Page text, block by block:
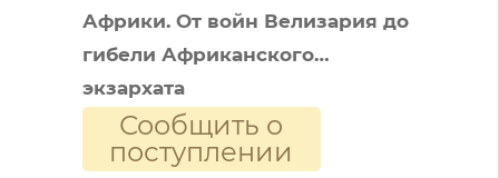
Африки. От войн Велизария до
гибели Африканского
экзархата
Сообщить о
поступлении